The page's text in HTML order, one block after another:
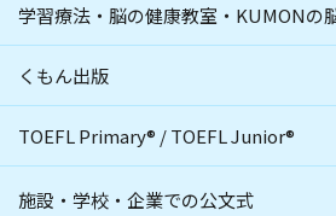
学習療法・脳の健康教室・KUMONの
くもん出版
TOEFL Primary® /TOEFL Junior®
施設・学校・企業での公文式